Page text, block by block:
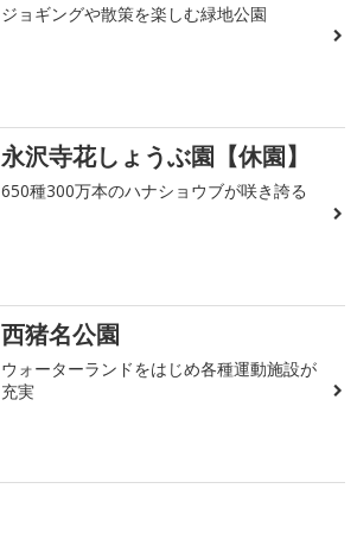
ジョギングや散策を楽しむ緑地公園
永沢寺花しょうぶ園【休園】
650種300万本のハナショウブが咲き誇る
西猪名公園
ウォーターランドをはじめ各種運動施設が
充実